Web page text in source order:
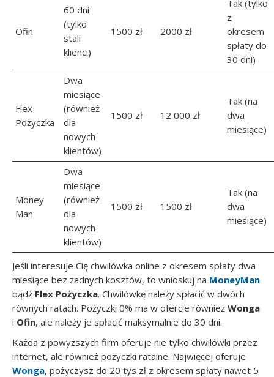
Ofin
60 dni
(tylko
stali
klienci)
1500 zł 2000 zł
Tak (tylko
z
okresem
spłaty do
30 dni)
Flex
Pożyczka
Dwa
miesiące
(również
dla
nowych
klientów)
1500 zł 12 000 zł
Tak (na
dwa
miesiące)
Money
Man
Dwa
miesiące
(również
dla
nowych
klientów)
1500 zł 1500 zł
Tak (na
dwa
miesiące)
Jeśli interesuje Cię chwilówka online z okresem spłaty dwa
miesiące bez żadnych kosztów, to wnioskuj na MoneyMan
bądź Flex Pożyczka. Chwilówkę należy spłacić w dwóch
równych ratach. Pożyczki 0% ma w ofercie również Wonga
i Ofin, ale należy je spłacić maksymalnie do 30 dni.
Każda z powyższych firm oferuje nie tylko chwilówki przez
internet, ale również pożyczki ratalne. Najwięcej oferuje
Wonga, pożyczysz do 20 tys zł z okresem spłaty nawet 5